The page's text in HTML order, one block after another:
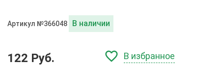
Артикул №366048 В наличии
122 Руб. В избранное